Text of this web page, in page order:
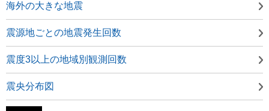
海外の大きな地震
震源地ごとの地震発生回数
震度3以上の地域別観測回数
震央分布図